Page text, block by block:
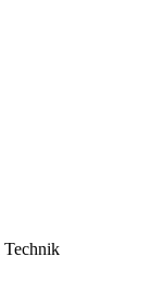
Technik